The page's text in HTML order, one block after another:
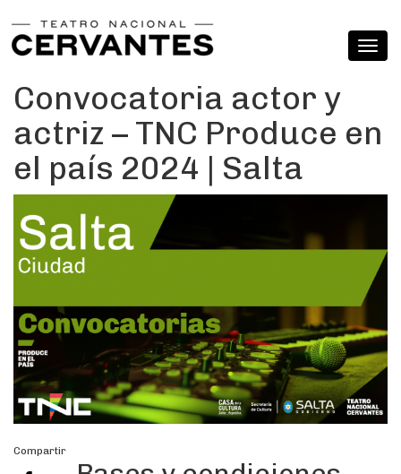
Convocatoria actor y
actriz – TNC Produce en
el país 2024 | Salta
Compartir